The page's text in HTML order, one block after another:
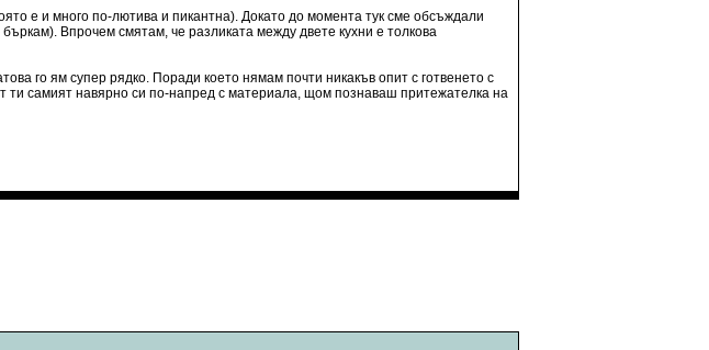
е и много по-лютива и пикантна). Докато до момента тук сме обсъждали
Впрочем смятам, че разликата между двете кухни е толкова
го ям супер рядко. Поради което нямам почти никакъв опит с готвенето с
самият навярно си по-напред с материала, щом познаваш притежателка на